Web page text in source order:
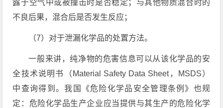
露于空气中或被撞击时是否稳定；与其他物质混合时的
不良后果，混合后是否发生反应；
（7）对于泄漏化学品的处置方法。
一般来讲，纯净物的危害信息可以从该化学品的安
全技术说明书（Material Safety Data Sheet，MSDS）
中查询得到。我国《危险化学品安全管理条例》也规
定：危险化学品生产企业应当提供与其生产的危险化学